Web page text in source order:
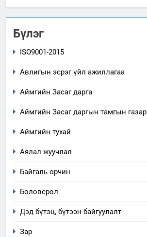
Бүлэг
ISO9001-2015
Авлигын эсрэг үйл ажиллагаа
Аймгийн Засаг дарга
Аймгийн Засаг даргын тамгын газар
Аймгийн тухай
Аялал жуучлал
Байгаль орчин
Боловсрол
Дэд бүтэц, бүтээн байгуулалт
Зар
5
6